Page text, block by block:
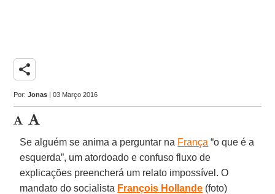
share
Por:Jonas | 03 Março 2016
Se alguém se anima a perguntar na França “o que é a
esquerda”, um atordoado e confuso fluxo de
explicações preencherá um relato impossível. O
mandato do socialista François Hollande (foto)